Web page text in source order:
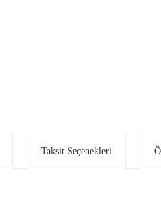
Taksit Seçenekleri